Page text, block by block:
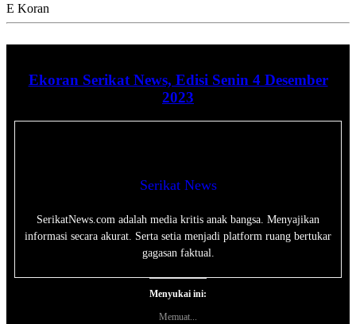
E Koran
Ekoran Serikat News, Edisi Senin 4 Desember
2023
Serikat News
SerikatNews.com adalah media kritis anak bangsa. Menyajikan
informasi secara akurat. Serta setia menjadi platform ruang bertukar
gagasan faktual.
Menyukai ini:
Memuat...